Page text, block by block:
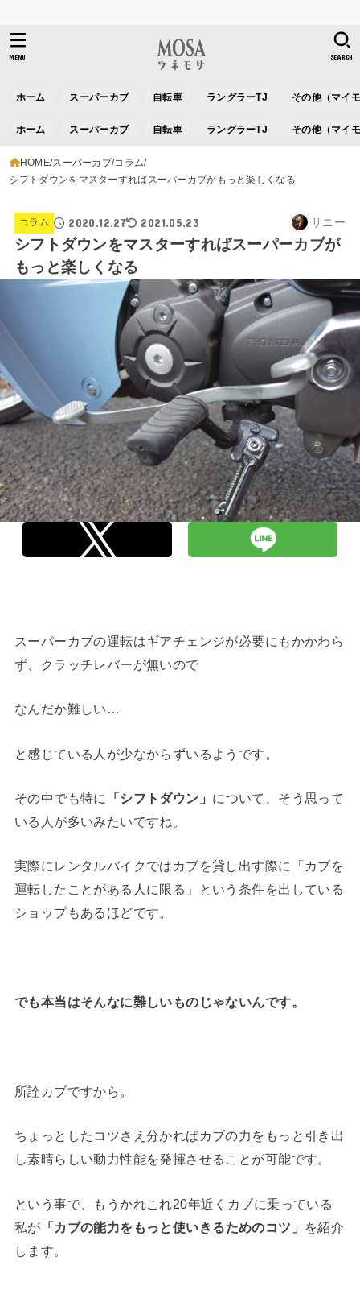
ホーム スーパーカブ 自転車 ラングラーTJ その他（マイ
ホーム スーパーカブ 自転車 ラングラーTJ その他（マイ
SEARCH
MENU
HOME スーパーカブ コラム
シフトダウンをマスターすればスーパーカブがもっと楽しくなる
コラム 2020.12.27 2021.05.23 サニー
シフトダウンをマスターすればスーパーカブが
もっと楽しくなる
スーパーカブの運転はギアチェンジが必要にもかかわら
ず、クラッチレバーが無いので
なんだか難しい…
と感じている人が少なからずいるようです。
その中でも特に 「シフトダウン」 について、そう思って
いる人が多いみたいですね。
実際にレンタルバイクではカブを貸し出す際に「カブを
運転したことがある人に限る」という条件を出している
ショップもあるほどです。
でも本当はそんなに難しいものじゃないんです。
所詮カブですから。
ちょっとしたコツさえ分かればカブの力をもっと引き出
し素晴らしい動力性能を発揮させることが可能です。
という事で、もうかれこれ20年近くカブに乗っている
私が 「カブの能力をもっと使いきるためのコツ」
を紹介
します。